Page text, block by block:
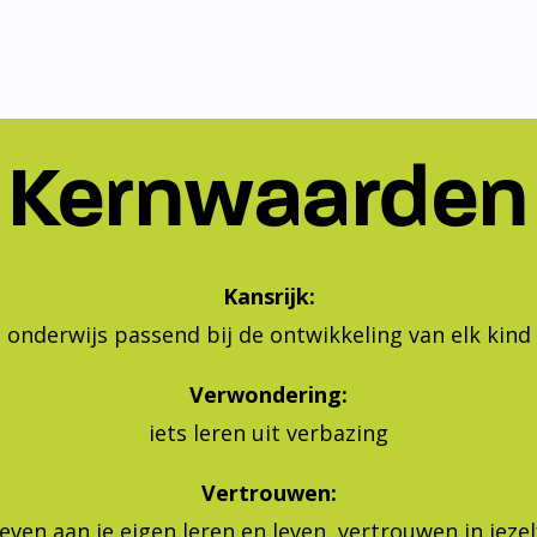
Kernwaarden
Kansrijk:
onderwijs passend bij de ontwikkeling van elk kind
Verwondering:
iets leren uit verbazing
Vertrouwen:
aan je eigen leren en leven, vertrouwen in